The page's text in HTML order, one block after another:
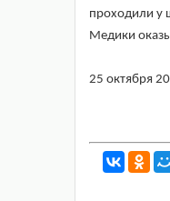
проходили у
Медики
25 октября